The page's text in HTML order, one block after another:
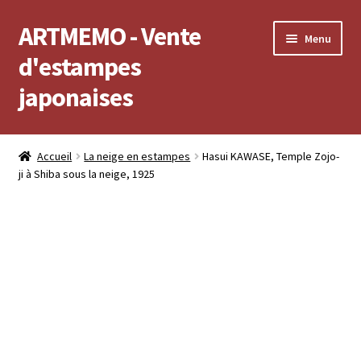
Aller
à
la
navigation
Aller
au
contenu
ARTMEMO - Vente
d'estampes
japonaises
Menu
Accueil
Frais d’envoi, délais de Livraison, règlement et retour
Accueil La neige en estampes
Hasui KAWASE, Temple Zojo-
ji à Shiba sous la neige, 1925